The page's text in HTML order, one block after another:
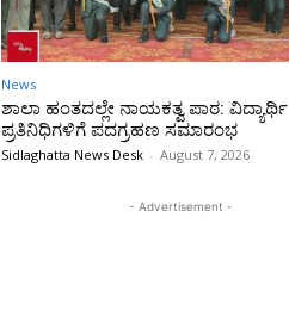
News
ಶಾಲಾ ಹಂತದಲ್ಲೇ ನಾಯಕತ್ವ ಪಾಠ: ವಿದ್ಯಾರ್ಥಿ
ಪ್ರತಿನಿಧಿಗಳಿಗೆ ಪದಗ್ರಹಣ ಸಮಾರಂಭ
Sidlaghatta News Desk - August 7, 2026
- Advertisement -